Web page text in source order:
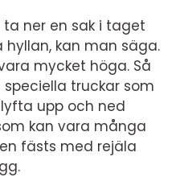
ner en sak i taget
kan man säga.
mycket höga. Så
truckar som
upp och ned
kan vara många
fästs med rejäla